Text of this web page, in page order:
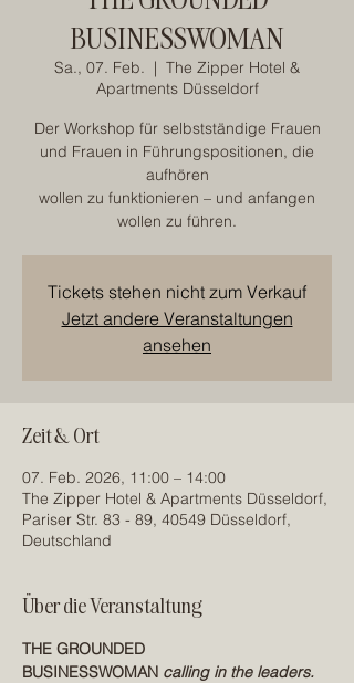
BUSINESSWOMAN
Sa., 07. Feb.
  |
The Zipper Hotel &
Apartments Düsseldorf
Der Workshop für selbstständige Frauen
und Frauen in Führungspositionen, die
aufhören
wollen zu funktionieren – und anfangen
wollen zu führen.
Tickets stehen nicht zum Verkauf
Jetzt andere Veranstaltungen
ansehen
Zeit & Ort
07. Feb. 2026, 11:00 – 14:00
The Zipper Hotel & Apartments Düsseldorf,
Pariser Str. 83 - 89, 40549 Düsseldorf,
Deutschland
Über die Veranstaltung
THE GROUNDED
BUSINESSWOMAN calling in the leaders.